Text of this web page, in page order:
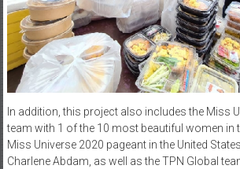
In addition, this project also includes the Miss
team with 1 of the 10 most beautiful women in
Miss Universe 2020 pageant in the United
Charlene Abdam, as well as the TPN Global